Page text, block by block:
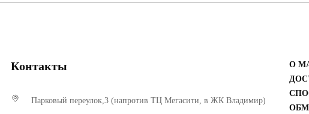
Контакты
Парковый переулок,3 (напротив ТЦ Мегасити, в ЖК Владимир)
О